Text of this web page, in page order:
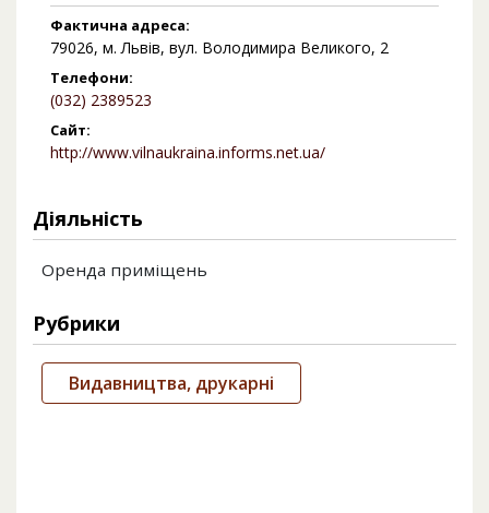
Фактична адреса:
79026, м. Львів, вул. Володимира Великого, 2
Телефони:
(032) 2389523
Сайт:
http://www.vilnaukraina.informs.net.ua/
Діяльність
Оренда приміщень
Рубрики
Видавництва, друкарні